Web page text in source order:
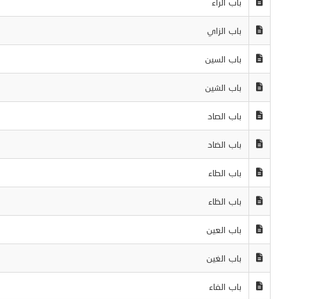
باب الزاي
باب السين
باب الشين
باب الصاد
باب الضاد
باب الطاء
باب الظاء
باب العين
باب الغين
باب الفاء